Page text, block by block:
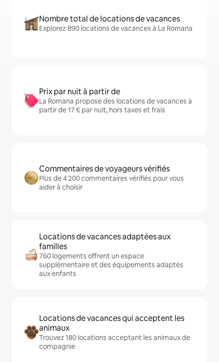
Nombre total de locations de vacances
Explorez 890 locations de vacances à La Romana
Prix par nuit à partir de
La Romana propose des locations de vacances à
partir de 17 € par nuit, hors taxes et frais
Commentaires de voyageurs vérifiés
Plus de 4 200 commentaires vérifiés pour vous
aider à choisir
Locations de vacances adaptées aux
familles
760 logements offrent un espace
supplémentaire et des équipements adaptés
aux enfants
Locations de vacances qui acceptent les
animaux
Trouvez 180 locations acceptant les animaux de
compagnie